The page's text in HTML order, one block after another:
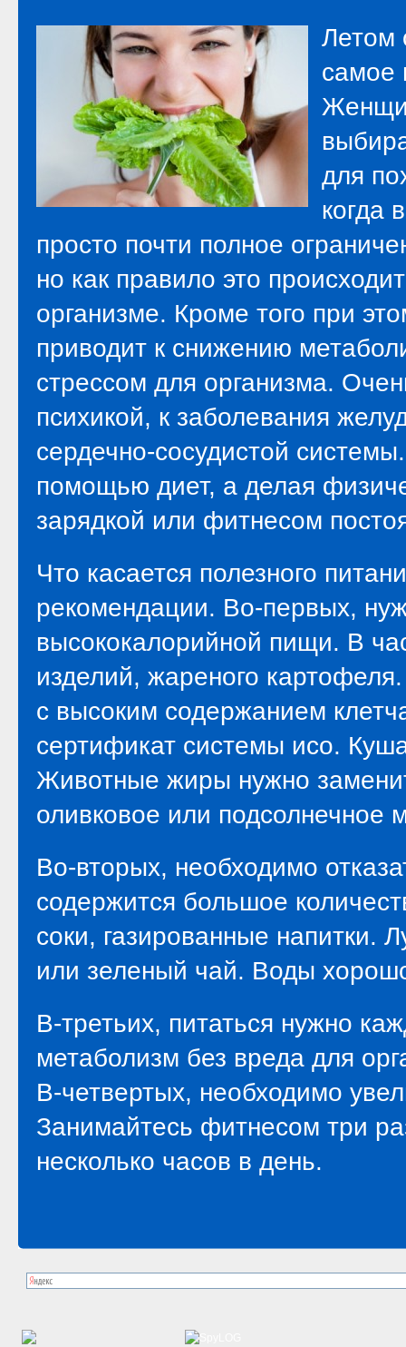
Летом
самое
для
когда
просто почти полное
но как правило это
организме. Кроме того при
приводит к снижению
стрессом для организма.
психикой, к заболевания
сердечно-сосудистой
помощью диет, а делая
зарядкой или фитнесом
Что касается полезного
рекомендации. Во-первых,
высококалорийной пищи. В
изделий, жареного
с высоким содержанием
сертификат системы исо.
Животные жиры нужно
оливковое или подсолнечное
Во-вторых, необходимо
содержится большое
соки, газированные напитки.
или зеленый чай. Воды
В-третьих, питаться нужно
метаболизм без вреда для
В-четвертых, необходимо
Занимайтесь фитнесом три
несколько часов в день.